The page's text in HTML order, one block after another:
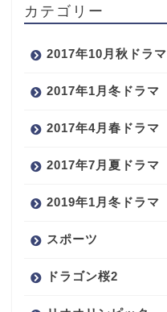
カテゴリー
2017年10月秋ドラマ
2017年1月冬ドラマ
2017年4月春ドラマ
2017年7月夏ドラマ
2019年1月冬ドラマ
スポーツ
ドラゴン桜2